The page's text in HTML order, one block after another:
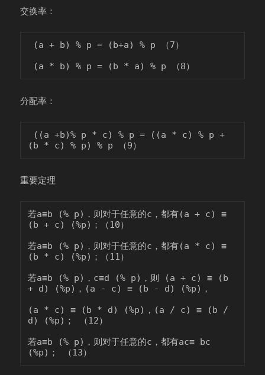
交换率：
分配率：
重要定理
若a≡b (% p)，则对于任意的c，都有(a + c) ≡
(b + c) (%p)；（10）
若a≡b (% p)，则对于任意的c，都有(a * c) ≡
(b * c) (%p)；（11）
若a≡b (% p)，c≡d (% p)，则 (a + c) ≡ (b
+ d) (%p)，(a - c) ≡ (b - d) (%p)，
(a * c) ≡ (b * d) (%p)，(a / c) ≡ (b /
d) (%p)； （12）
若a≡b (% p)，则对于任意的c，都有ac≡ bc